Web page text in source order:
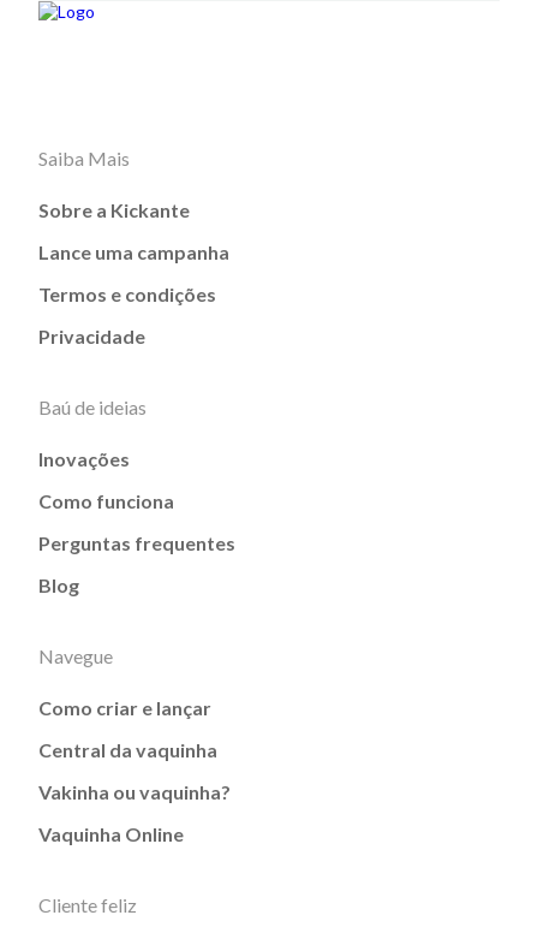
Saiba Mais
Sobre a Kickante
Lance uma campanha
Termos e condições
Privacidade
Baú de ideias
Inovações
Como funciona
Perguntas frequentes
Blog
Navegue
Como criar e lançar
Central da vaquinha
Vakinha ou vaquinha?
Vaquinha Online
Cliente feliz